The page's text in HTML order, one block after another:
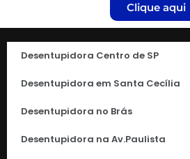
Clique aqui
Desentupidora Centro de SP
Desentupidora em Santa Cecília
Desentupidora no Brás
Desentupidora na Av.Paulista